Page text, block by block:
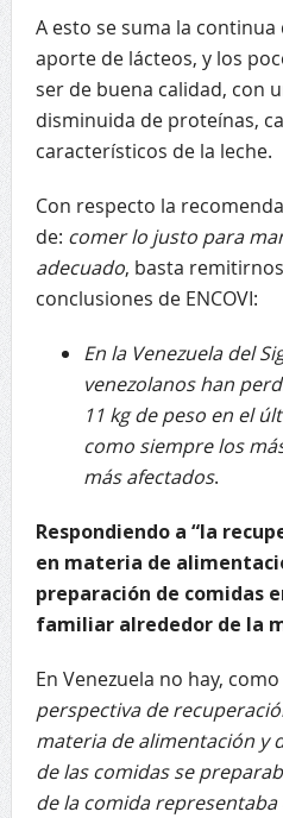
A esto se suma la
aporte de lácteos, y los
ser de buena calidad, con
disminuida de proteínas,
característicos de la leche.
Con respecto la
de: comer lo justo para
adecuado, basta
conclusiones de ENCOVI:
En la Venezuela del
venezolanos han
11 kg de peso en el
como siempre los
más afectados.
Respondiendo a “la
en materia de
preparación de comidas
familiar alrededor de la
En Venezuela no hay,
perspectiva de
materia de alimentación y
de las comidas se
de la comida